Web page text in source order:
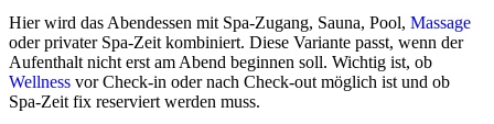
Hier wird das Abendessen mit Spa-Zugang, Sauna, Pool, Massage
oder privater Spa-Zeit kombiniert. Diese Variante passt, wenn der
Aufenthalt nicht erst am Abend beginnen soll. Wichtig ist, ob
Wellness vor Check-in oder nach Check-out möglich ist und ob
Spa-Zeit fix reserviert werden muss.